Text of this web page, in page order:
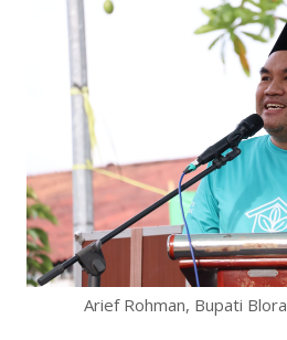
Arief Rohman, Bupati Blora